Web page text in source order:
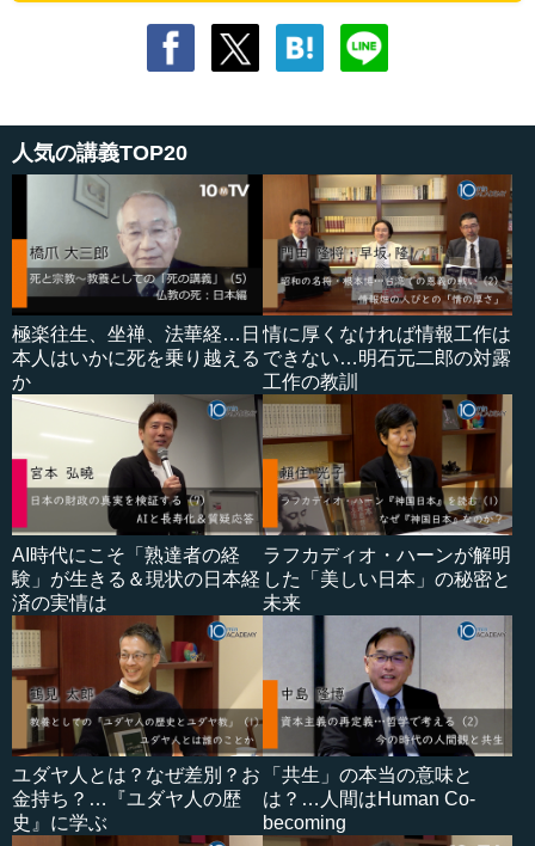
人気の講義TOP20
極楽往生、坐禅、法華経…日
本人はいかに死を乗り越える
か
情に厚くなければ情報工作は
できない…明石元二郎の対露
工作の教訓
AI時代にこそ「熟達者の経
験」が生きる＆現状の日本経
済の実情は
ラフカディオ・ハーンが解明
した「美しい日本」の秘密と
未来
ユダヤ人とは？なぜ差別？お
金持ち？…『ユダヤ人の歴
史』に学ぶ
「共生」の本当の意味と
は？…人間はHuman Co-
becoming